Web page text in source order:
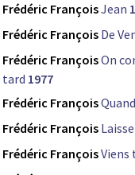
Frédéric FrançoisJean
Frédéric François De
Frédéric FrançoisOn
tard 1977
Frédéric François
Frédéric François
Frédéric FrançoisViens